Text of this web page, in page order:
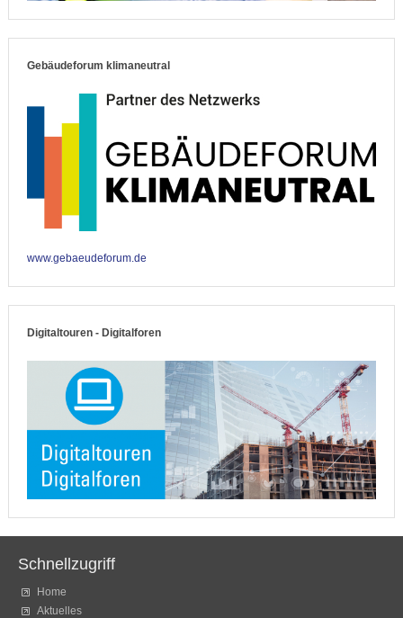
Gebäudeforum klimaneutral
www.gebaeudeforum.de
Digitaltouren - Digitalforen
Schnellzugriff
Home
Aktuelles